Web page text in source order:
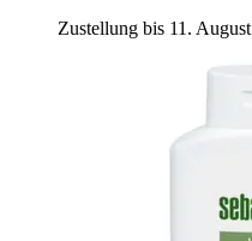
Zustellung bis 11. August